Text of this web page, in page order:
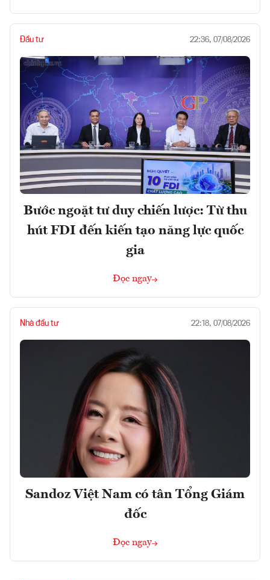
Đầu tư 22:36, 07/08/2026
Bước ngoặt tư duy chiến lược: Từ thu
hút FDI đến kiến tạo năng lực quốc
gia
Đọc ngay
Nhà đầu tư 22:18, 07/08/2026
Sandoz Việt Nam có tân Tổng Giám
đốc
Đọc ngay